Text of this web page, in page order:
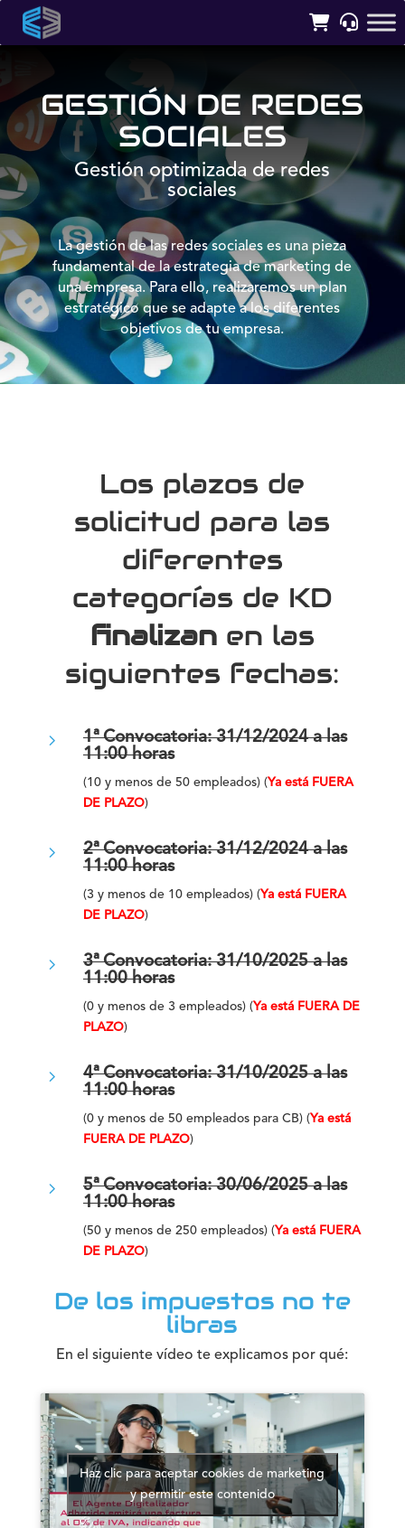
GESTIÓN DE REDES
SOCIALES
Gestión optimizada de redes
sociales
La gestión de las redes sociales es una pieza
fundamental de la estrategia de marketing de
una empresa. Para ello, realizaremos un plan
estratégico que se adapte a los diferentes
objetivos de tu empresa.
Los plazos de
solicitud para las
diferentes
categorías de KD
finalizanen las
siguientes fechas:
5
1ª Convocatoria: 31/12/2024 a las
11:00 horas
(10 y menos de 50 empleados) (Ya está FUERA
DE PLAZO)
5
2ª Convocatoria: 31/12/2024 a las
11:00 horas
(3 y menos de 10 empleados) (Ya está FUERA
DE PLAZO)
5
3ª Convocatoria: 31/10/2025 a las
11:00 horas
(0 y menos de 3 empleados) (Ya está FUERA DE
PLAZO)
5
4ª Convocatoria: 31/10/2025 a las
11:00 horas
(0 y menos de 50 empleados para CB) (Ya está
FUERA DE PLAZO)
5
5ª Convocatoria: 30/06/2025 a las
11:00 horas
(50 y menos de 250 empleados) (Ya está FUERA
DE PLAZO)
De los impuestos no te
libras
En el siguiente vídeo te explicamos por qué:
Haz clic para aceptar cookies de marketing
y permitir este contenido